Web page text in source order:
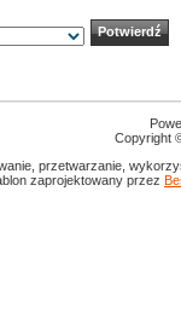
Copyright
przetwarzanie,
zaprojektowany przez